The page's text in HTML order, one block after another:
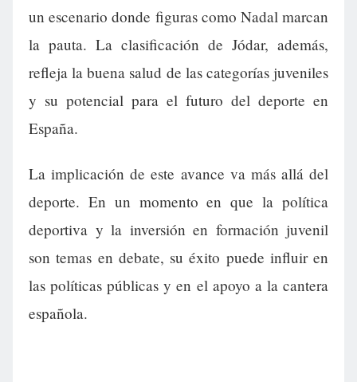
un escenario donde figuras como Nadal marcan
la pauta. La clasificación de Jódar, además,
refleja la buena salud de las categorías juveniles
y su potencial para el futuro del deporte en
España.
La implicación de este avance va más allá del
deporte. En un momento en que la política
deportiva y la inversión en formación juvenil
son temas en debate, su éxito puede influir en
las políticas públicas y en el apoyo a la cantera
española.